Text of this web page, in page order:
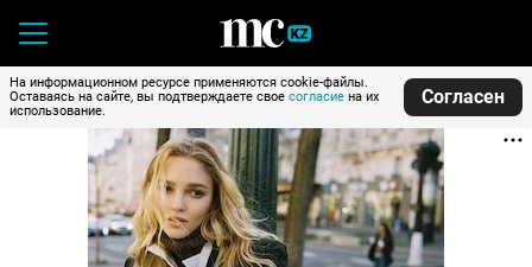
На информационном ресурсе применяются cookie-файлы.
Оставаясь на сайте, вы подтверждаете свое согласие на их
использование.
Согласен